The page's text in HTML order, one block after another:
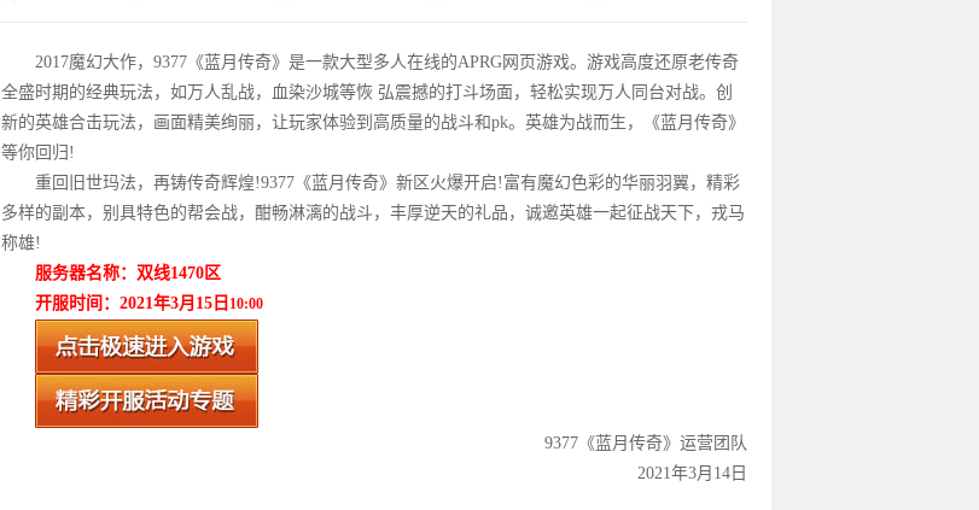
2017魔幻大作，9377《蓝月传奇》是一款大型多人在线的APRG网页游戏。 游戏高度还原老传奇
全盛时期的经典玩法，如万人乱战，血染沙城等恢 弘震撼的打斗场面，轻松实现万人同台对战。创
新的英雄合击玩法，画面精美绚丽，让玩家体验到高质量的战斗和pk。英雄为战而生，《蓝月传奇》
等你回归!
重回旧世玛法，再铸传奇辉煌!9377《蓝月传奇》新区火爆开启!富有魔幻色彩的华丽羽翼，精彩
多样的副本，别具特色的帮会战，酣畅淋漓的战斗，丰厚逆天的礼品，诚邀英雄一起征战天 下，戎马
称雄!
服务器名称：双线1470 区
开服时间：2021年3月15 日 10:00
9377《蓝月传奇》运营团队
2021年3月14日